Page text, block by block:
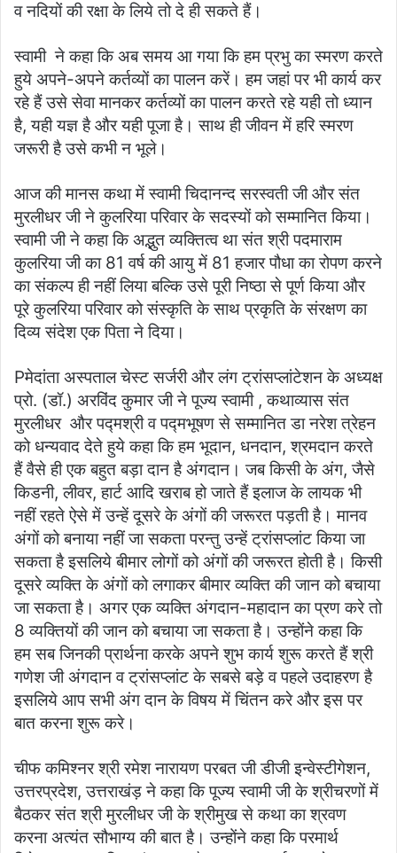
व नदियों की रक्षा के लिये तो दे ही सकते हैं।
स्वामी ने कहा कि अब समय आ गया कि हम प्रभु का स्मरण करते
हुये अपने-अपने कर्तव्यों का पालन करें। हम जहां पर भी कार्य कर
रहे हैं उसे सेवा मानकर कर्तव्यों का पालन करते रहे यही तो ध्यान
है, यही यज्ञ है और यही पूजा है। साथ ही जीवन में हरि स्मरण
जरूरी है उसे कभी न भूले।
आज की मानस कथा में स्वामी चिदानन्द सरस्वती जी और संत
मुरलीधर जी ने कुलरिया परिवार के सदस्यों को सम्मानित किया।
स्वामी जी ने कहा कि अद्भुत व्यक्तित्व था संत श्री पदमाराम
कुलरिया जी का 81 वर्ष की आयु में 81 हजार पौधा का रोपण करने
का संकल्प ही नहीं लिया बल्कि उसे पूरी निष्ठा से पूर्ण किया और
पूरे कुलरिया परिवार को संस्कृति के साथ प्रकृति के संरक्षण का
दिव्य संदेश एक पिता ने दिया।
Pमेदांता अस्पताल चेस्ट सर्जरी और लंग ट्रांसप्लांटेशन के अध्यक्ष
प्रो. (डॉ.) अरविंद कुमार जी ने पूज्य स्वामी , कथाव्यास संत
मुरलीधर और पद्मश्री व पद्मभूषण से सम्मानित डा नरेश त्रेहन
को धन्यवाद देते हुये कहा कि हम भूदान, धनदान, श्रमदान करते
हैं वैसे ही एक बहुत बड़ा दान है अंगदान। जब किसी के अंग, जैसे
किडनी, लीवर, हार्ट आदि खराब हो जाते हैं इलाज के लायक भी
नहीं रहते ऐसे में उन्हें दूसरे के अंगों की जरूरत पड़ती है। मानव
अंगों को बनाया नहीं जा सकता परन्तु उन्हें ट्रांसप्लांट किया जा
सकता है इसलिये बीमार लोगों को अंगों की जरूरत होती है। किसी
दूसरे व्यक्ति के अंगों को लगाकर बीमार व्यक्ति की जान को बचाया
जा सकता है। अगर एक व्यक्ति अंगदान-महादान का प्रण करे तो
8 व्यक्तियों की जान को बचाया जा सकता है। उन्होंने कहा कि
हम सब जिनकी प्रार्थना करके अपने शुभ कार्य शुरू करते हैं श्री
गणेश जी अंगदान व ट्रांसप्लांट के सबसे बड़े व पहले उदाहरण है
इसलिये आप सभी अंग दान के विषय में चिंतन करे और इस पर
बात करना शुरू करे।
चीफ कमिश्नर श्री रमेश नारायण परबत जी डीजी इन्वेस्टीगेशन,
उत्तरप्रदेश, उत्तराखंड़ ने कहा कि पूज्य स्वामी जी के श्रीचरणों में
बैठकर संत श्री मुरलीधर जी के श्रीमुख से कथा का श्रवण
करना अत्यंत सौभाग्य की बात है। उन्होंने कहा कि परमार्थ